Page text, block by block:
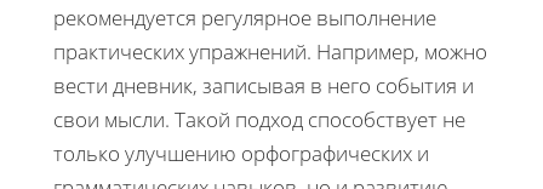
рекомендуется регулярное выполнение
практических упражнений. Например, можно
вести дневник, записывая в него события и
свои мысли. Такой подход способствует не
только улучшению орфографических и